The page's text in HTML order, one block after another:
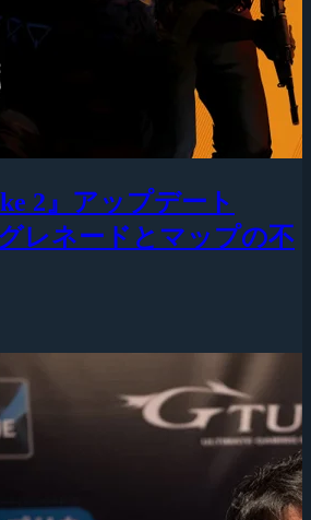
2』アップデート
レネードとマップの不